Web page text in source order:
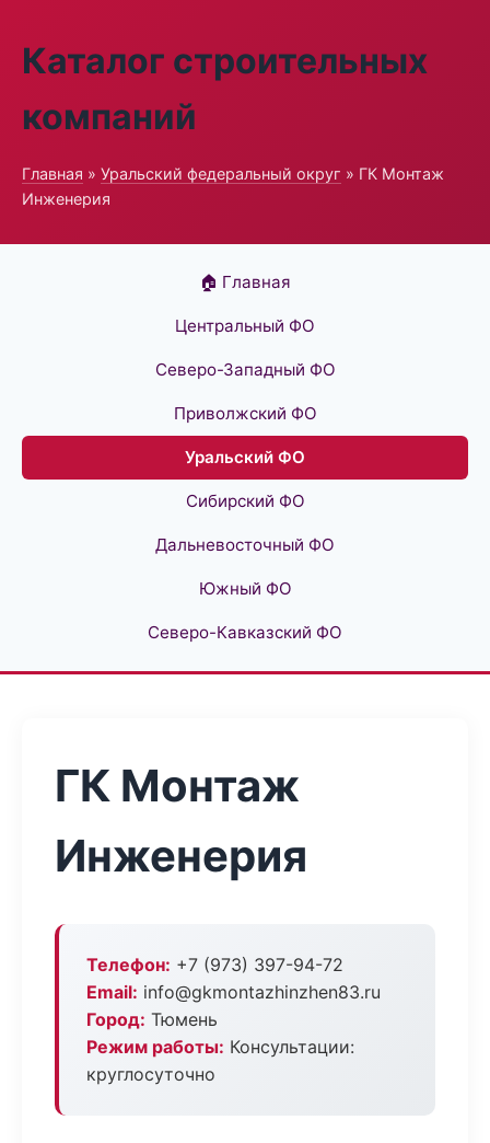
Каталог строительных
компаний
Главная » Уральский федеральный округ » ГК Монтаж
Инженерия
🏠 Главная
Центральный ФО
Северо-Западный ФО
Приволжский ФО
Уральский ФО
Сибирский ФО
Дальневосточный ФО
Южный ФО
Северо-Кавказский ФО
ГК Монтаж
Инженерия
Телефон: +7 (973) 397-94-72
Email: info@gkmontazhinzhen83.ru
Город: Тюмень
Режим работы: Консультации:
круглосуточно